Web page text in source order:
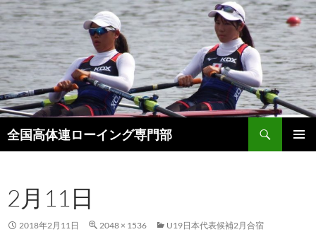
全国高体連ローイング専門部
検
索
ン
ツ
へ
2月11日
2018年2月11日 2048 × 1536 U19日本代表候補2月合宿